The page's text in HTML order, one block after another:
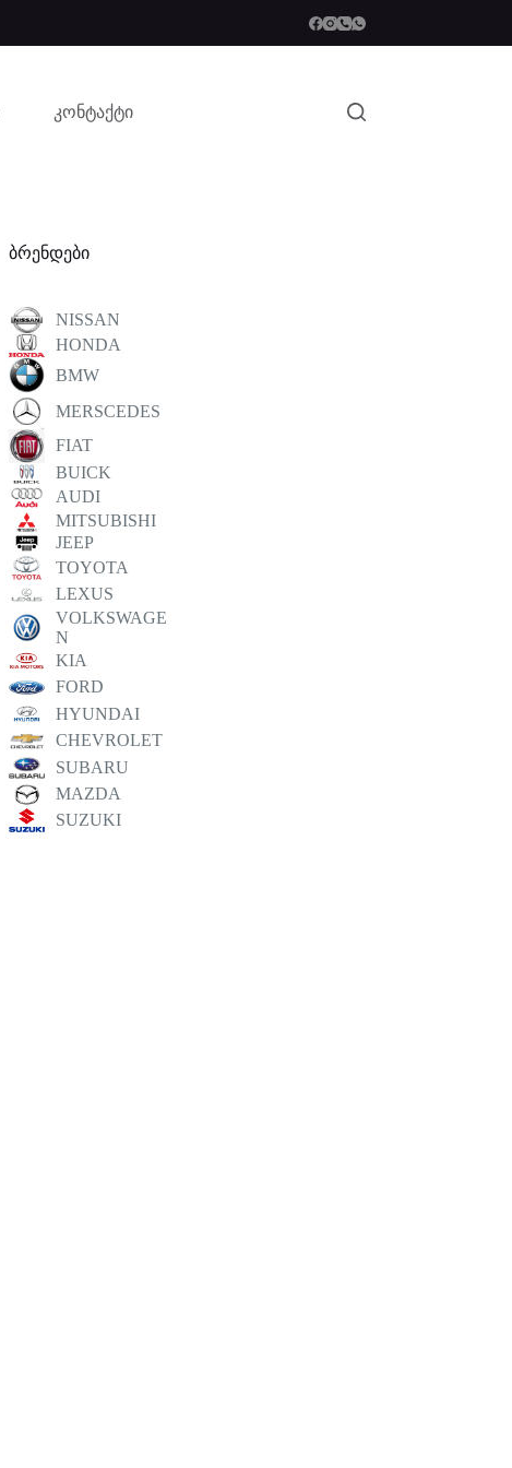
კონტაქტი
ბრენდები
NISSAN
HONDA
BMW
MERSCEDES
FIAT
BUICK
AUDI
MITSUBISHI
JEEP
TOYOTA
LEXUS
VOLKSWAGE
N
KIA
FORD
HYUNDAI
CHEVROLET
SUBARU
MAZDA
SUZUKI